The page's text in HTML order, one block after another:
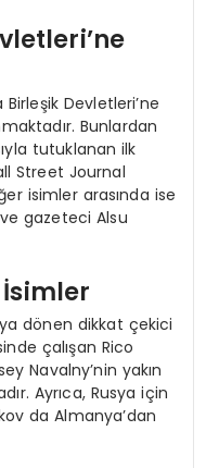
Devletleri’ne
Bunlardan
tutuklanan ilk
Street Journal
isimler arasında ise
gazeteci Alsu
dönen dikkat çekici
çalışan Rico
Navalny’nin yakın
Ayrıca, Rusya için
da Almanya’dan